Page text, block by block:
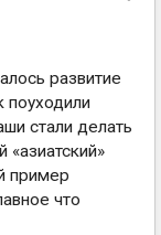
развитие
поуходили
стали делать
пример
что